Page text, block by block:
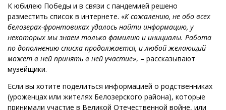
К юбилею Победы и в связи с пандемией решено
разместить список в интернете. «К сожалению, не обо всех
белозерах-фронтовиках удалось найти информацию, у
некоторых мы знаем только фамилию и инициалы. Работа
по дополнению списка продолжается, и любой желающий
может в ней принять в ней участие», – рассказывают
музейщики.
Если вы хотите поделиться информацией о родственниках
(уроженцах или жителях Белозерского района), которые
принимали участие в Великой Отечественной войне, или